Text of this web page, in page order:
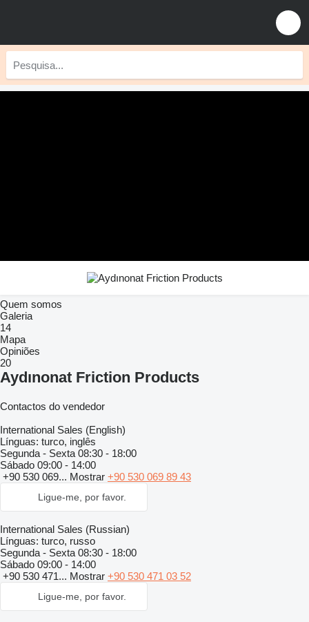
Quem somos
Galeria
14
Mapa
Opiniões
20
Aydınonat Friction Products
Contactos do vendedor
International Sales (English)
Línguas: turco, inglês
Segunda - Sexta 08:30 - 18:00
Sábado 09:00 - 14:00
+90 530 069... Mostrar +90 530 069 89 43
Ligue-me, por favor.
International Sales (Russian)
Línguas: turco, russo
Segunda - Sexta 08:30 - 18:00
Sábado 09:00 - 14:00
+90 530 471... Mostrar +90 530 471 03 52
Ligue-me, por favor.